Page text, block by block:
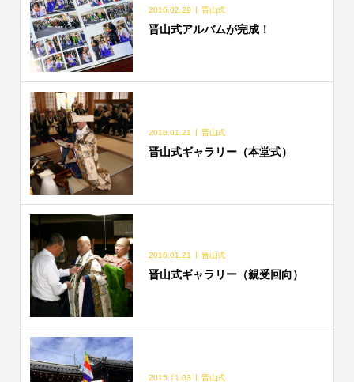
2016.02.29 晋山式
晋山式アルバムが完成！
2016.01.21 晋山式
晋山式ギャラリー（本堂式）
2016.01.21 晋山式
晋山式ギャラリー（親受回向）
2015.11.03 晋山式